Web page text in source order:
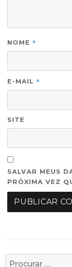
NOME *
E-MAIL *
SITE
SALVAR MEUS
PRÓXIMA VEZ
Busca